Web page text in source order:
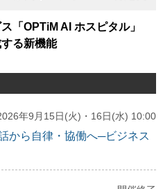
「OPTiM AI ホスピタル」
る新機能
年9月15日(火)・16日(水) 10:00
から自律・協働へ─ビジネス